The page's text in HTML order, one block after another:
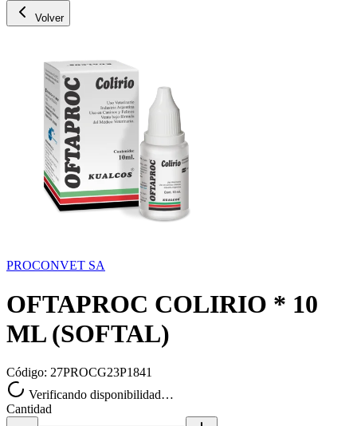
Volver
PROCONVET SA
OFTAPROC COLIRIO * 10
ML (SOFTAL)
Código: 27PROCG23P1841
Verificando disponibilidad…
Cantidad